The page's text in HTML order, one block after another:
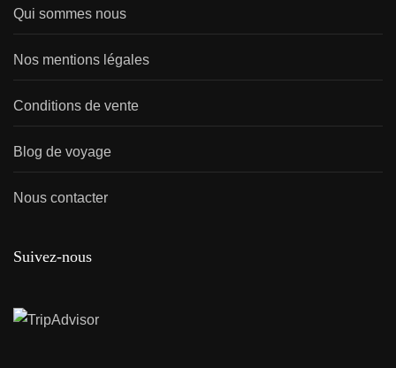
Qui sommes nous
Nos mentions légales
Conditions de vente
Blog de voyage
Nous contacter
Suivez-nous